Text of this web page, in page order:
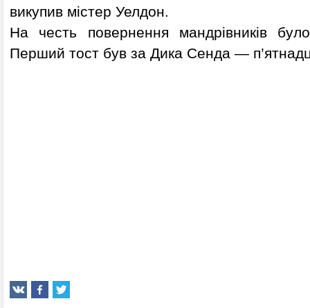
викупив містер Уелдон.
На честь повернення мандрівників
Перший тост був за Дика Сенда —